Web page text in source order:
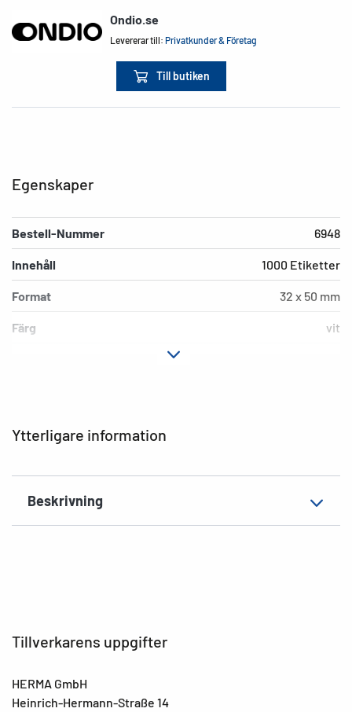
Ondio.se
Levererar till:Privatkunder & Företag
Till butiken
Ytterligare information
Beskrivning
Egenskaper
Bestell-Nummer 6948
Innehåll 1000 Etiketter
Format 32 x 50 mm
Färg vit
Tillverkarens uppgifter
HERMA GmbH
Heinrich-Hermann-Straße 14